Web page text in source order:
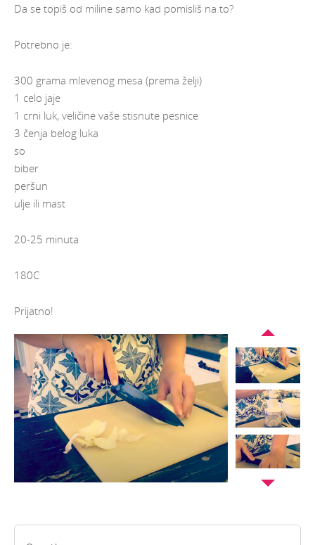
Da se topiš od miline samo kad pomisliš na to?
Potrebno je:
300 grama mlevenog mesa (prema želji)
1 celo jaje
1 crni luk, veličine vaše stisnute pesnice
3 čenja belog luka
so
biber
peršun
ulje ili mast
20-25 minuta
180C
Prijatno!